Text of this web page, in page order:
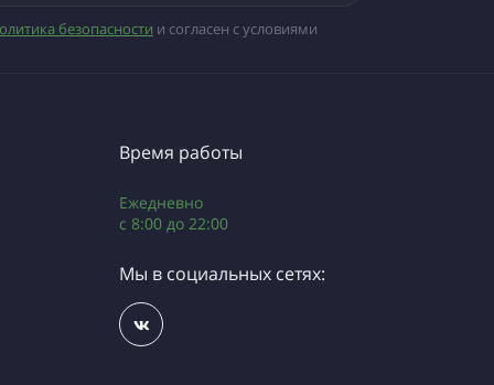
безопасности и согласен с условиями
Время работы
Ежедневно
с 8:00 до 22:00
Мы в социальных сетях: